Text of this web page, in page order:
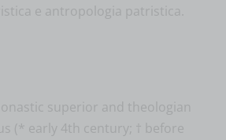
e antropologia patristica.
superior and theologian
(* early 4th century; † before